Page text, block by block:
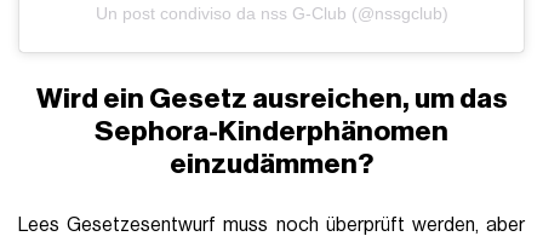
Un post condiviso da nss G-Club (@nssgclub)
Wird ein Gesetz ausreichen, um das
Sephora-Kinderphänomen
einzudämmen?
Lees Gesetzesentwurf muss noch überprüft werden, aber